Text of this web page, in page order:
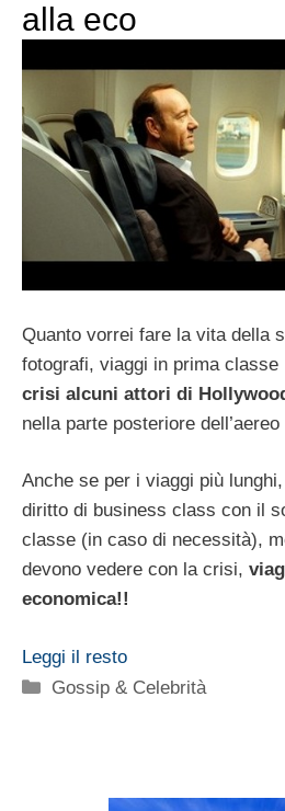
alla eco
Quanto vorrei fare la vita della
fotografi, viaggi in prima
crisi alcuni attori di
nella parte posteriore dell’aereo
Anche se per i viaggi più
diritto di business class con il
classe (in caso di necessità),
devono vedere con la crisi,
economica!!
Leggi il resto
Categorie
Gossip & Celebrità